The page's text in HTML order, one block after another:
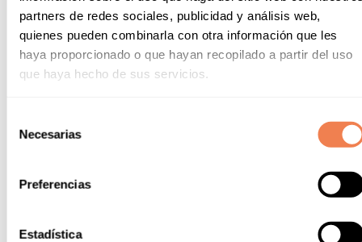
partners de redes sociales, publicidad y análisis web,
quienes pueden combinarla con otra información que les
haya proporcionado o que hayan recopilado a partir del uso
que haya hecho de sus servicios.
Necesarias
Preferencias
Estadística